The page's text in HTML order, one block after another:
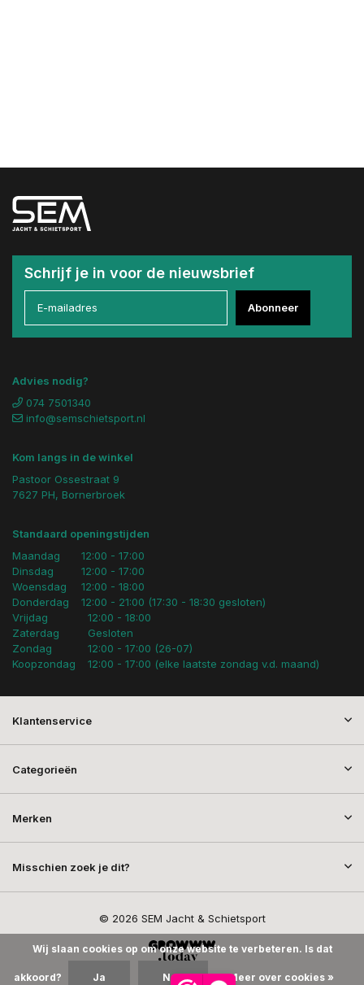
Schrijf je in voor de nieuwsbrief
Abonneer
Advies nodig?
074 7501340
info@semschietsport.nl
Kom langs in de winkel
Pastoor Ossestraat 9
7627 PH, Bornerbroek
Standaard openingstijden
Maandag
Dinsdag
Woensdag
Donderdag
12:00 - 17:00
12:00 - 17:00
12:00 - 18:00
12:00 - 21:00 (17:30 - 18:30 gesloten)
Vrijdag
Zaterdag
Zondag
Koopzondag
12:00 - 18:00
Gesloten
12:00 - 17:00 (26-07)
12:00 - 17:00 (elke laatste zondag v.d. maand)
Klantenservice
Categorieën
Merken
Misschien zoek je dit?
© 2026 SEM Jacht & Schietsport
Wij slaan cookies op om onze website te verbeteren. Is dat
akkoord? Ja Nee Meer over cookies »